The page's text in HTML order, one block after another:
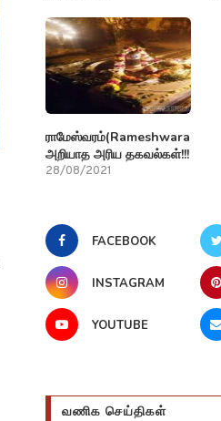
ராமேஸ்வரம்(Rameshwaram)பற்றி
அறியாத அரிய தகவல்கள்!!!
28/08/2021
FACEBOOK
INSTAGRAM
YOUTUBE
வணிக செய்திகள்